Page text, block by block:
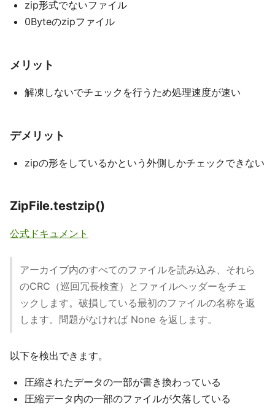
zip形式でないファイル
0Byteのzipファイル
メリット
解凍しないでチェックを行うため処理速度が速い
デメリット
zipの形をしているかという外側しかチェックできない
ZipFile.testzip()
公式ドキュメント
アーカイブ内のすべてのファイルを読み込み、それら
のCRC（巡回冗長検査）とファイルヘッダーをチェ
ックします。破損している最初のファイルの名称を返
します。問題がなければ None を返します。
以下を検出できます。
圧縮されたデータの一部が書き換わっている
圧縮データ内の一部のファイルが欠落している